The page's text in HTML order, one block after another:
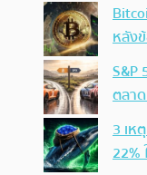
หลัง
S&P
ตลา
3 เห
22%